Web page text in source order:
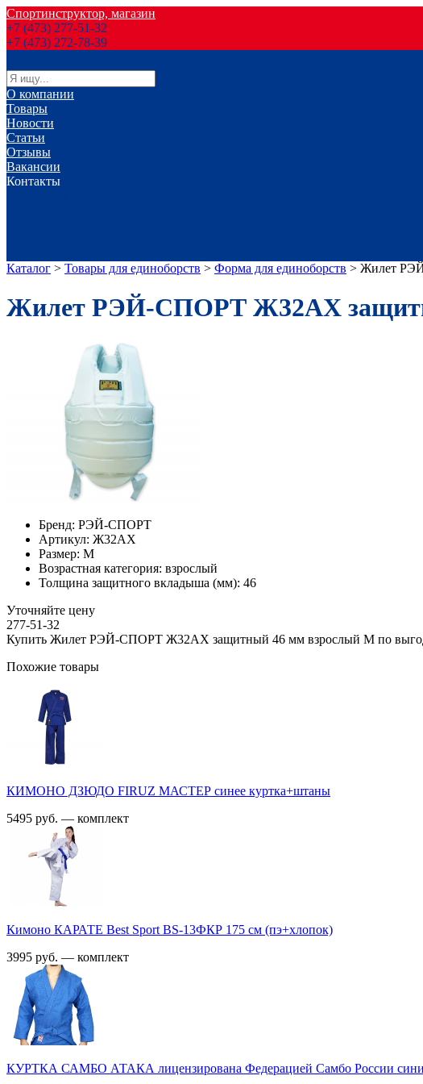
Спортинструктор, магазин
+7 (473) 277-51-32
+7 (473) 272-78-39
О компании
Товары
Новости
Статьи
Отзывы
Вакансии
Контакты
Каталог > Товары для единоборств > Форма для единоборств > Жилет
Жилет РЭЙ-СПОРТ Ж32АХ
Бренд: РЭЙ-СПОРТ
Артикул: Ж32АХ
Размер: M
Возрастная категория: взрослый
Толщина защитного вкладыша (мм): 46
Уточняйте цену
277-51-32
Купить Жилет РЭЙ-СПОРТ Ж32АХ защитный 46 мм взрослый M по
Похожие товары
КИМОНО ДЗЮДО FIRUZ МАСТЕР синее куртка+штаны
5495 руб. — комплект
Кимоно КАРАТЕ Best Sport BS-13ФКР 175 см (пэ+хлопок)
3995 руб. — комплект
КУРТКА САМБО АТАКА лицензирована Федерацией Самбо России